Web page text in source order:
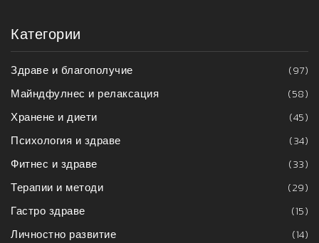
Категории
Здраве и благополучие
(97)
Майндфулнес и релаксация
(58)
Хранене и диети
(45)
Психология и здраве
(34)
Фитнес и здраве
(33)
Терапии и методи
(29)
Гастро здраве
(15)
Личностно развитие
(14)